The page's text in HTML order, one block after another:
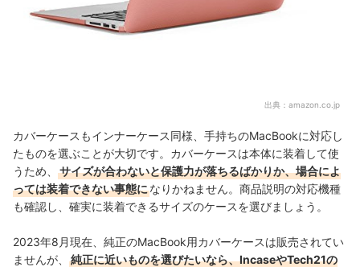
出典： amazon.co.jp
カバーケースもインナーケース同様、手持ちのMacBookに対応し
たものを選ぶことが大切です。カバーケースは本体に装着して使
うため、
サイズが合わないと保護力が落ちるばかりか、場合によ
っては装着できない事態になりかねません。商品説明の対応機種
も確認し、確実に装着できるサイズのケースを選びましょう。
2023年8月現在、純正のMacBook用カバーケースは販売されてい
ませんが、
純正に近いものを選びたいなら、IncaseやTech21の